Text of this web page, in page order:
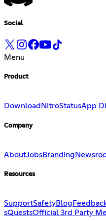
Social
Menu
Product
Download NitroStatusApp
Company
AboutJobsBranding
Resources
SupportSafetyBlog
sQuestsOfficial 3rd Party